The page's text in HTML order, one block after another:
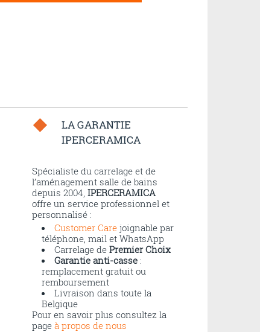
LA GARANTIE
IPERCERAMICA
Spécialiste du carrelage et de
l’aménagement salle de bains
depuis 2004, IPERCERAMICA
offre un service professionnel et
personnalisé :
Customer Carejoignable par
téléphone, mail et WhatsApp
Carrelage de Premier Choix
Garantie anti-casse:
remplacement gratuit ou
remboursement
Livraison dans toute la
Belgique
Pour en savoir plus consultez la
page à propos de nous